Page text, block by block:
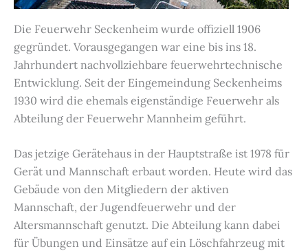
Die Feuerwehr Seckenheim wurde offiziell 1906
gegründet. Vorausgegangen war eine bis ins 18.
Jahrhundert nachvollziehbare feuerwehrtechnische
Entwicklung. Seit der Eingemeindung Seckenheims
1930 wird die ehemals eigenständige Feuerwehr als
Abteilung der Feuerwehr Mannheim geführt.
Das jetzige Gerätehaus in der Hauptstraße ist 1978 für
Gerät und Mannschaft erbaut worden. Heute wird das
Gebäude von den Mitgliedern der aktiven
Mannschaft, der Jugendfeuerwehr und der
Altersmannschaft genutzt. Die Abteilung kann dabei
für Übungen und Einsätze auf ein Löschfahrzeug mit